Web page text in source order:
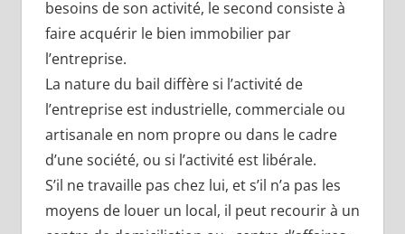
besoins de son activité, le second consiste à
faire acquérir le bien immobilier par
l’entreprise.
La nature du bail diffère si l’activité de
l’entreprise est industrielle, commerciale ou
artisanale en nom propre ou dans le cadre
d’une société, ou si l’activité est libérale.
S’il ne travaille pas chez lui, et s’il n’a pas les
moyens de louer un local, il peut recourir à un